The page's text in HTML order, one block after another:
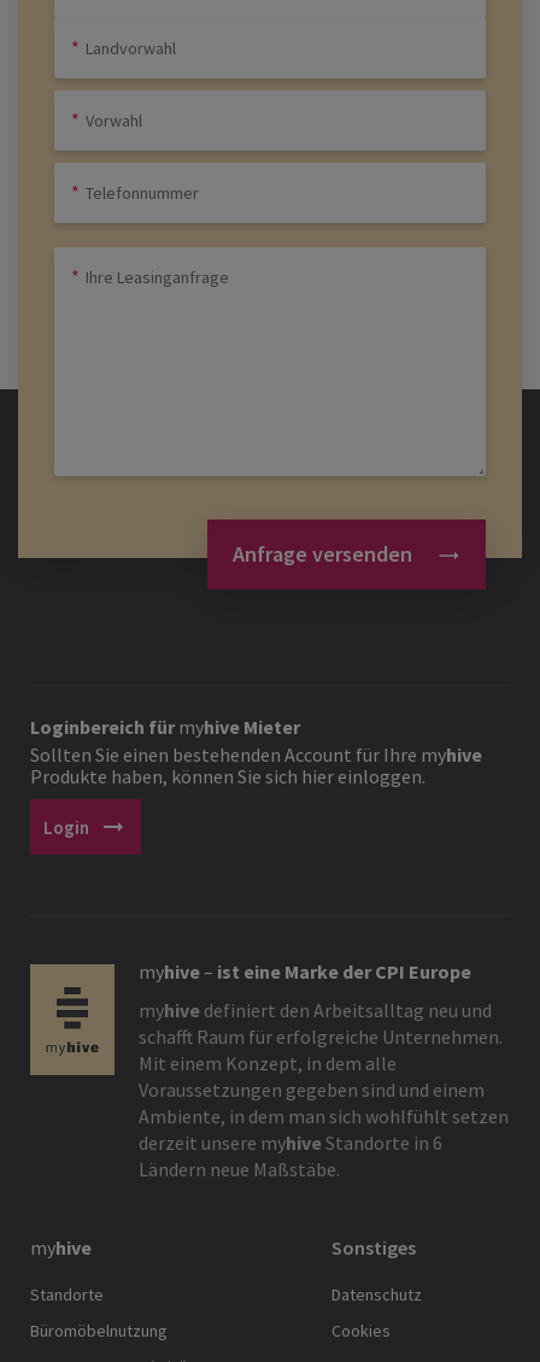
Anfrage versenden
Loginbereich fürmyhive Mieter
Sollten Sie einen bestehenden Account für Ihre myhive
Produkte haben, können Sie sich hier einloggen.
Login arrow_right_alt
myhive– ist eine Marke der CPI Europe
myhive definiert den Arbeitsalltag neu und
schafft Raum für erfolgreiche Unternehmen.
Mit einem Konzept, in dem alle
Voraussetzungen gegeben sind und einem
Ambiente, in dem man sich wohlfühlt setzen
derzeit unsere myhiveStandorte in 6
Ländern neue Maßstäbe.
myhive
Standorte
Büromöbelnutzung
Sonstiges
Datenschutz
Cookies